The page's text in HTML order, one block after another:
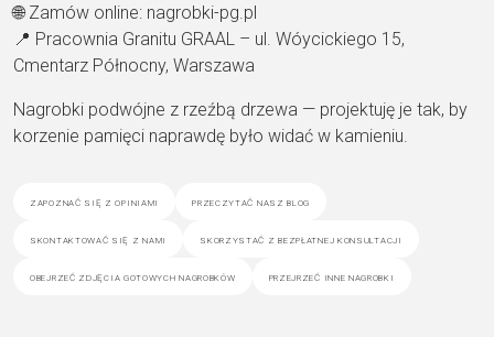
🌐 Zamów online: nagrobki-pg.pl
📍 Pracownia Granitu GRAAL – ul. Wóycickiego 15,
Cmentarz Północny, Warszawa
Nagrobki podwójne z rzeźbą drzewa — projektuję je tak, by
korzenie pamięci naprawdę było widać w kamieniu.
zapoznać się z opiniami przeczytać nasz blog
skontaktować się z nami skorzystać z bezpłatnej konsultacji
obejrzeć zdjęcia gotowych nagrobków przejrzeć inne nagrobki